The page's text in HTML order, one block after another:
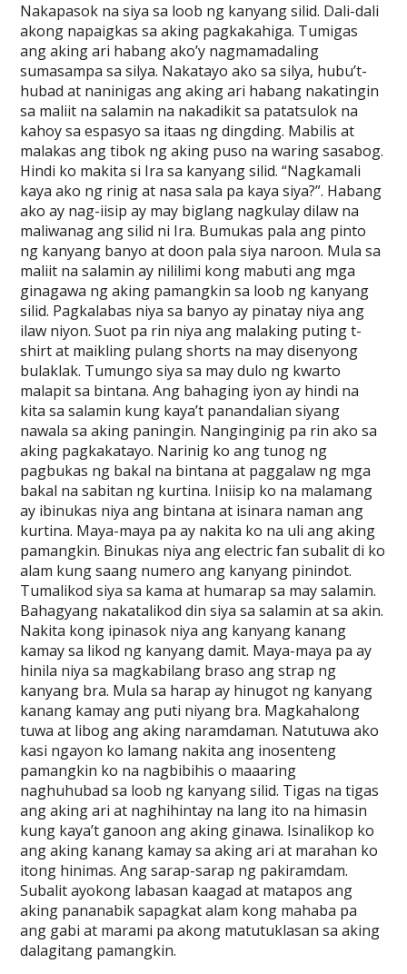
Nakapasok na siya sa loob ng kanyang silid. Dali-dali
akong napaigkas sa aking pagkakahiga. Tumigas
ang aking ari habang ako’y nagmamadaling
sumasampa sa silya. Nakatayo ako sa silya, hubu’t-
hubad at naninigas ang aking ari habang nakatingin
sa maliit na salamin na nakadikit sa patatsulok na
kahoy sa espasyo sa itaas ng dingding. Mabilis at
malakas ang tibok ng aking puso na waring sasabog.
Hindi ko makita si Ira sa kanyang silid. “Nagkamali
kaya ako ng rinig at nasa sala pa kaya siya?”. Habang
ako ay nag-iisip ay may biglang nagkulay dilaw na
maliwanag ang silid ni Ira. Bumukas pala ang pinto
ng kanyang banyo at doon pala siya naroon. Mula sa
maliit na salamin ay nililimi kong mabuti ang mga
ginagawa ng aking pamangkin sa loob ng kanyang
silid. Pagkalabas niya sa banyo ay pinatay niya ang
ilaw niyon. Suot pa rin niya ang malaking puting t-
shirt at maikling pulang shorts na may disenyong
bulaklak. Tumungo siya sa may dulo ng kwarto
malapit sa bintana. Ang bahaging iyon ay hindi na
kita sa salamin kung kaya’t panandalian siyang
nawala sa aking paningin. Nanginginig pa rin ako sa
aking pagkakatayo. Narinig ko ang tunog ng
pagbukas ng bakal na bintana at paggalaw ng mga
bakal na sabitan ng kurtina. Iniisip ko na malamang
ay ibinukas niya ang bintana at isinara naman ang
kurtina. Maya-maya pa ay nakita ko na uli ang aking
pamangkin. Binukas niya ang electric fan subalit di ko
alam kung saang numero ang kanyang pinindot.
Tumalikod siya sa kama at humarap sa may salamin.
Bahagyang nakatalikod din siya sa salamin at sa akin.
Nakita kong ipinasok niya ang kanyang kanang
kamay sa likod ng kanyang damit. Maya-maya pa ay
hinila niya sa magkabilang braso ang strap ng
kanyang bra. Mula sa harap ay hinugot ng kanyang
kanang kamay ang puti niyang bra. Magkahalong
tuwa at libog ang aking naramdaman. Natutuwa ako
kasi ngayon ko lamang nakita ang inosenteng
pamangkin ko na nagbibihis o maaaring
naghuhubad sa loob ng kanyang silid. Tigas na tigas
ang aking ari at naghihintay na lang ito na himasin
kung kaya’t ganoon ang aking ginawa. Isinalikop ko
ang aking kanang kamay sa aking ari at marahan ko
itong hinimas. Ang sarap-sarap ng pakiramdam.
Subalit ayokong labasan kaagad at matapos ang
aking pananabik sapagkat alam kong mahaba pa
ang gabi at marami pa akong matutuklasan sa aking
dalagitang pamangkin.